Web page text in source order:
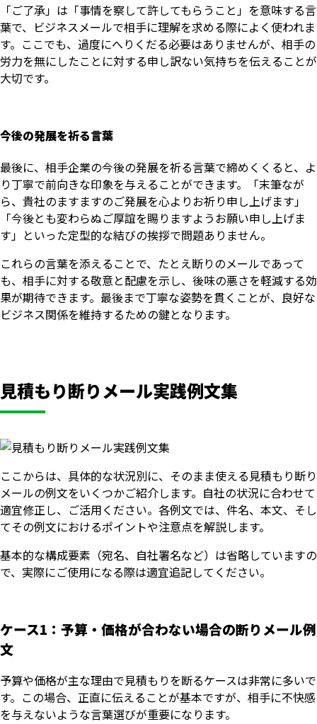
「ご了承」は「事情を察して許してもらうこと」を意味する言
葉で、ビジネスメールで相手に理解を求める際によく使われま
す。ここでも、過度にへりくだる必要はありませんが、相手の
労力を無にしたことに対する申し訳ない気持ちを伝えることが
大切です。
今後の発展を祈る言葉
最後に、相手企業の今後の発展を祈る言葉で締めくくると、よ
り丁寧で前向きな印象を与えることができます。「末筆なが
ら、貴社のますますのご発展を心よりお祈り申し上げます」
「今後とも変わらぬご厚誼を賜りますようお願い申し上げま
す」といった定型的な結びの挨拶で問題ありません。
これらの言葉を添えることで、たとえ断りのメールであって
も、相手に対する敬意と配慮を示し、後味の悪さを軽減する効
果が期待できます。最後まで丁寧な姿勢を貫くことが、良好な
ビジネス関係を維持するための鍵となります。
見積もり断りメール実践例文集
ここからは、具体的な状況別に、そのまま使える見積もり断り
メールの例文をいくつかご紹介します。自社の状況に合わせて
適宜修正し、ご活用ください。各例文では、件名、本文、そし
てその例文におけるポイントや注意点を解説します。
基本的な構成要素（宛名、自社署名など）は省略していますの
で、実際にご使用になる際は適宜追記してください。
ケース1：予算・価格が合わない場合の断りメール例
文
予算や価格が主な理由で見積もりを断るケースは非常に多いで
す。この場合、正直に伝えることが基本ですが、相手に不快感
を与えないような言葉選びが重要になります。